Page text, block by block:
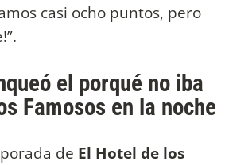
casi ocho puntos, pero
el porqué no iba
Famosos en la noche
de El Hotel de los